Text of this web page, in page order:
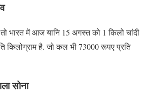
भारत में आज यानि 15 अगस्त को 1 किलो चांदी
किलोग्राम है. जो कल भी 73000 रूपए प्रति
सोना